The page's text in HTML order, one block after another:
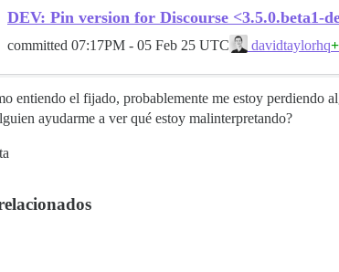
DEV: Pin version for Discourse <3.5.0.beta1-
committed 07:17PM - 05 Feb 25 UTC davidtaylorhq
entiendo el fijado, probablemente me estoy perdiendo
ayudarme a ver qué estoy malinterpretando?